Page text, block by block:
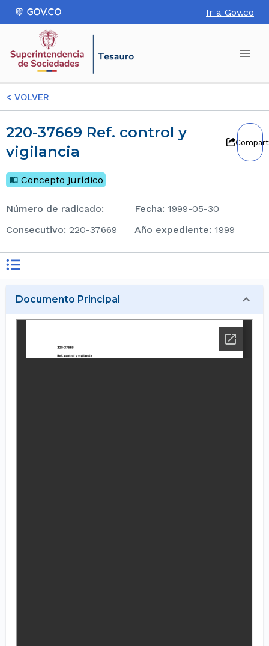
Ir a Gov.co
< VOLVER
220-37669 Ref. control y
vigilancia
Concepto jurídico
Número de radicado: Fecha: 1999-05-30
consecutivo: 220-37669 Año expediente: 1999
Documento Principal